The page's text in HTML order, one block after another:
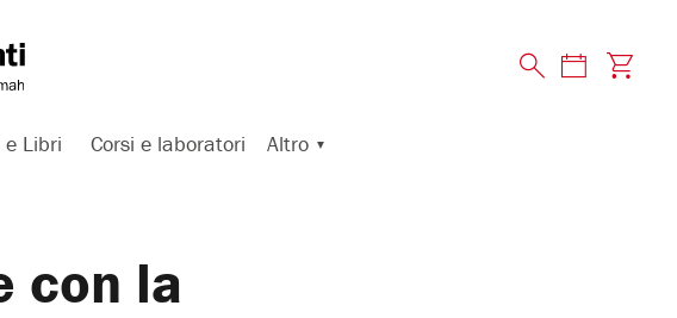
Libri Corsi e laboratori Altro
con la